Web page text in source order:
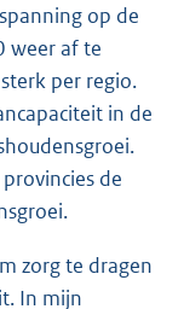
op de
weer af te
per regio.
in de
de
zorg te dragen
In mijn